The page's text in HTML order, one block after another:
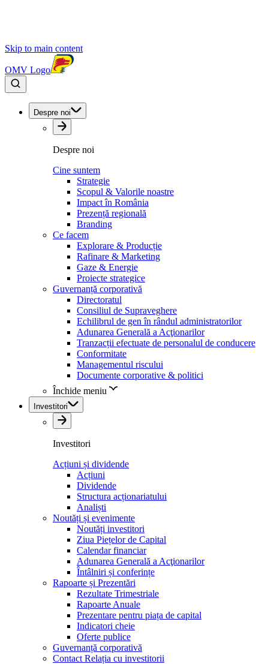
Skip to main content
OMV Logo
Despre noi
Despre noi
Cine suntem
Strategie
Scopul & Valorile noastre
Impact în România
Prezență regională
Branding
Ce facem
Explorare & Producție
Rafinare & Marketing
Gaze & Energie
Proiecte strategice
Guvernanță corporativă
Directoratul
Consiliul de Supraveghere
Echilibrul de gen în rândul administratorilor
Adunarea Generală a Acţionarilor
Tranzacții efectuate de personalul de conducere
Conformitate
Managementul riscului
Documente corporative & politici
Închide meniu
Investitori
Investitori
Acțiuni și dividende
Acțiuni
Dividende
Structura acționariatului
Analiști
Noutăți și evenimente
Noutăți investitori
Ziua Piețelor de Capital
Calendar financiar
Adunarea Generală a Acţionarilor
Întâlniri și conferințe
Rapoarte și Prezentări
Rezultate Trimestriale
Rapoarte Anuale
Prezentare pentru piața de capital
Indicatori cheie
Oferte publice
Guvernanță corporativă
Contact Relația cu investitorii